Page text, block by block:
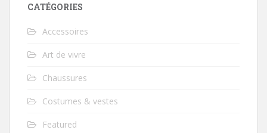
CATÉGORIES
Accessoires
Art de vivre
Chaussures
Costumes & vestes
Featured